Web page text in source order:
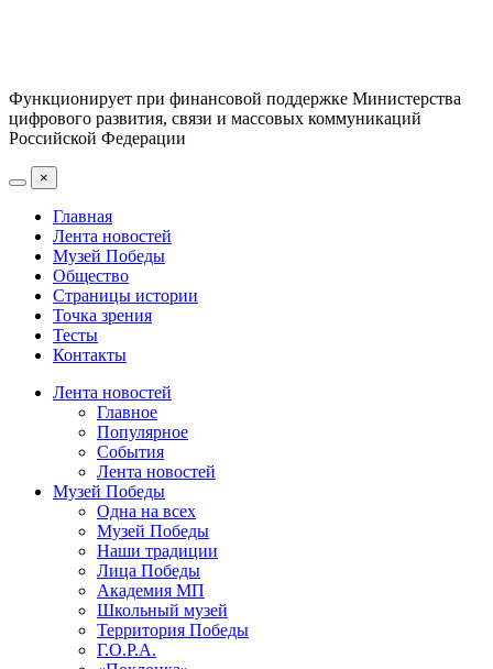
Функционирует при финансовой поддержке Министерства
цифрового развития, связи и массовых коммуникаций
Российской Федерации
×
Главная
Лента новостей
Музей Победы
Общество
Страницы истории
Точка зрения
Тесты
Контакты
Лента новостей
Главное
Популярное
События
Лента новостей
Музей Победы
Одна на всех
Музей Победы
Наши традиции
Лица Победы
Академия МП
Школьный музей
Территория Победы
Г.О.Р.А.